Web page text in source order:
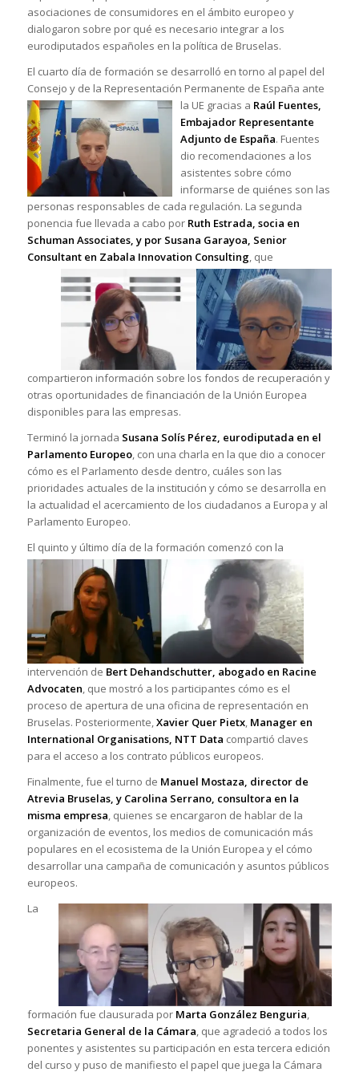
asociaciones de consumidores en el ámbito europeo y
dialogaron sobre por qué es necesario integrar a los
eurodiputados españoles en la política de Bruselas.
El cuarto día de formación se desarrolló en torno al papel del
Consejo y de la Representación Permanente de España ante
la UE gracias a Raúl Fuentes,
Embajador Representante
Adjunto de España. Fuentes
dio recomendaciones a los
asistentes sobre cómo
informarse de quiénes son las
personas responsables de cada regulación. La segunda
ponencia fue llevada a cabo por Ruth Estrada, socia en
Schuman Associates, y por Susana Garayoa, Senior
Consultant en Zabala Innovation Consulting, que
compartieron información sobre los fondos de recuperación y
otras oportunidades de financiación de la Unión Europea
disponibles para las empresas.
Terminó la jornada Susana Solís Pérez, eurodiputada en el
Parlamento Europeo, con una charla en la que dio a conocer
cómo es el Parlamento desde dentro, cuáles son las
prioridades actuales de la institución y cómo se desarrolla en
la actualidad el acercamiento de los ciudadanos a Europa y al
Parlamento Europeo.
El quinto y último día de la formación comenzó con la
intervención de Bert Dehandschutter, abogado en Racine
Advocaten, que mostró a los participantes cómo es el
proceso de apertura de una oficina de representación en
Bruselas. Posteriormente,Xavier Quer Pietx, Manager en
International Organisations, NTT Data compartió claves
para el acceso a los contrato públicos europeos.
Finalmente, fue el turno de Manuel Mostaza, director de
Atrevia Bruselas, y Carolina Serrano, consultora en la
misma empresa, quienes se encargaron de hablar de la
organización de eventos, los medios de comunicación más
populares en el ecosistema de la Unión Europea y el cómo
desarrollar una campaña de comunicación y asuntos públicos
europeos.
La
formación fue clausurada por Marta González Benguria,
Secretaria General de la Cámara, que agradeció a todos los
ponentes y asistentes su participación en esta tercera edición
del curso y puso de manifiesto el papel que juega la Cámara